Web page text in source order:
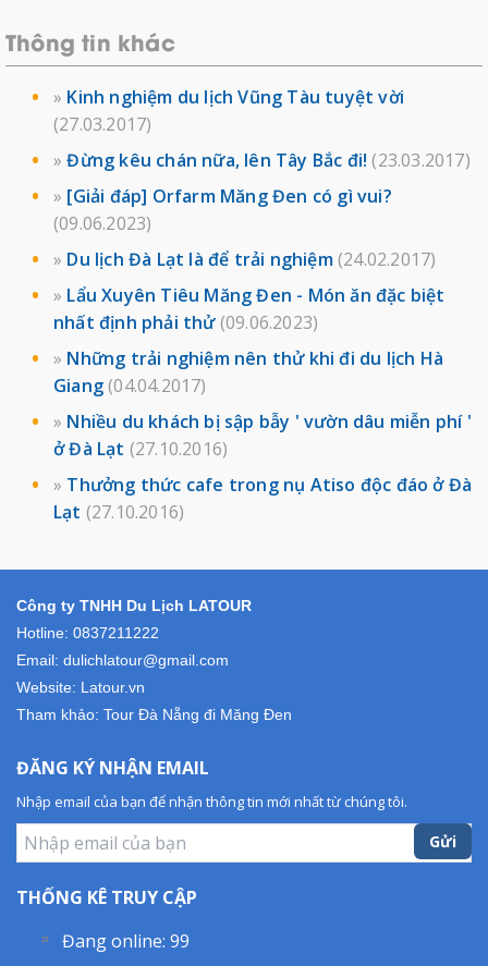
Thông tin khác
» Kinh nghiệm du lịch Vũng Tàu tuyệt vời
(27.03.2017)
»Đừng kêu chán nữa, lên Tây Bắc đi! (23.03.2017)
» [Giải đáp] Orfarm Măng Đen có gì vui?
(09.06.2023)
» Du lịch Đà Lạt là để trải nghiệm(24.02.2017)
» Lẩu Xuyên Tiêu Măng Đen - Món ăn đặc biệt
nhất định phải thử(09.06.2023)
» Những trải nghiệm nên thử khi đi du lịch Hà
Giang(04.04.2017)
» Nhiều du khách bị sập bẫy ' vườn dâu miễn phí '
ở Đà Lạt (27.10.2016)
» Thưởng thức cafe trong nụ Atiso độc đáo ở Đà
Lạt (27.10.2016)
Công ty TNHH Du Lịch LATOUR
Hotline: 0837211222
Email: dulichlatour@gmail.com
Website: Latour.vn
Tham khảo: Tour Đà Nẵng đi Măng Đen
ĐĂNG KÝ NHẬN EMAIL
Nhập email của bạn để nhận thông tin mới nhất từ chúng tôi.
Gửi
THỐNG KÊ TRUY CẬP
Đang online: 99